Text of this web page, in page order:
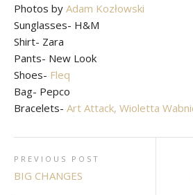
Photos by Adam Kozłowski
Sunglasses- H&M
Shirt- Zara
Pants- New Look
Shoes- Fleq
Bag- Pepco
Bracelets- Art Attack, Wioletta
PREVIOUS POST
BIG CHANGES